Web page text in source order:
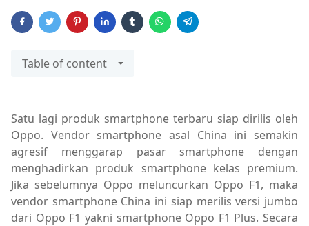
Table of content
Satu lagi produk smartphone terbaru siap dirilis oleh
Oppo. Vendor smartphone asal China ini semakin
agresif menggarap pasar smartphone dengan
menghadirkan produk smartphone kelas premium.
Jika sebelumnya Oppo meluncurkan Oppo F1, maka
vendor smartphone China ini siap merilis versi jumbo
dari Oppo F1 yakni smartphone Oppo F1 Plus. Secara